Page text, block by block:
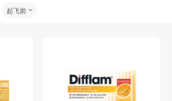
起飞前